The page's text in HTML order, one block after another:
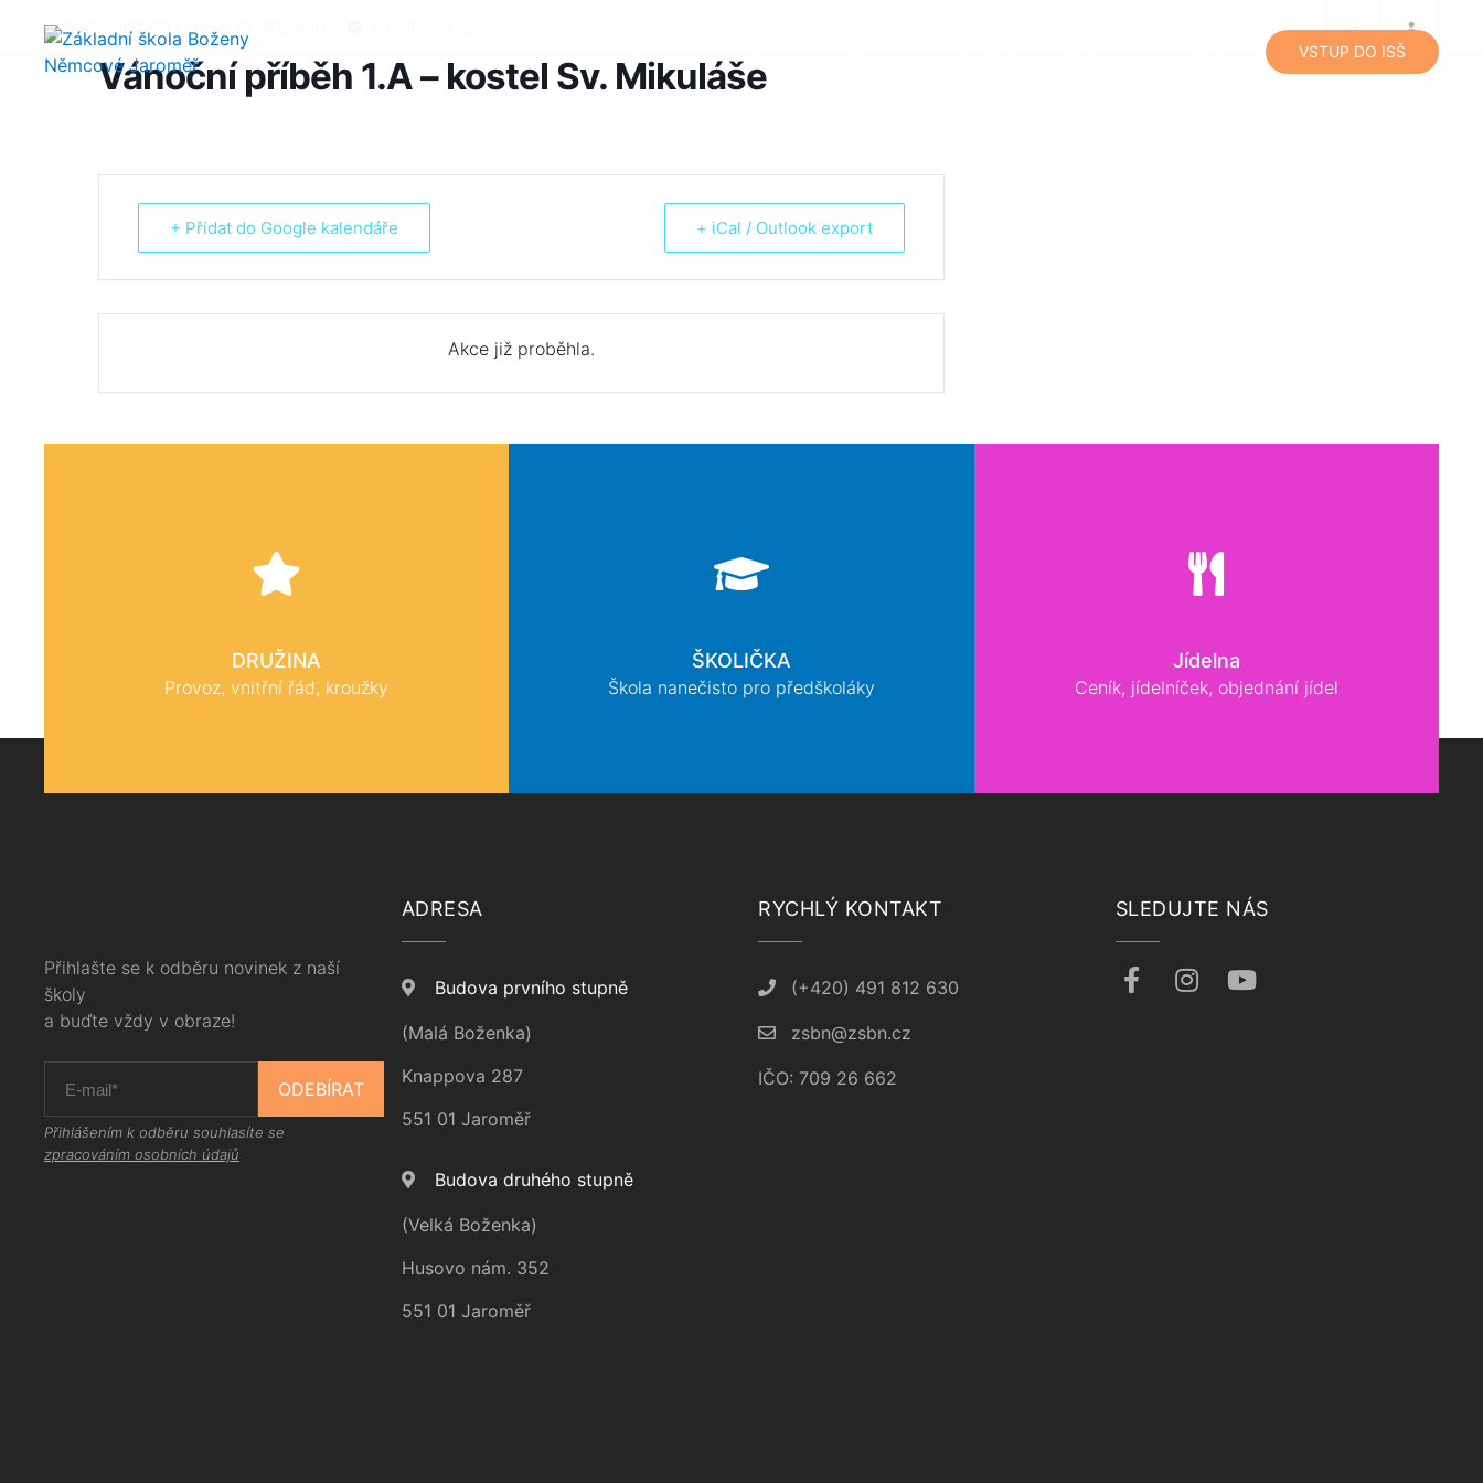
MÁTE DOTAZY? +420 491 812 630
VSTUP DO ISŠ
Vánoční příběh 1.A – kostel Sv. Mikuláše
+ Přidat do Google kalendáře + iCal / Outlook export
Akce již proběhla.
DRUŽINA
Provoz, vnitřní řád, kroužky
ŠKOLIČKA
Škola nanečisto pro předškoláky
Jídelna
Ceník, jídelníček, objednání jídel
Přihlašte se k odběru novinek z naší
školy
a buďte vždy v obraze!
ODEBÍRAT
Přihlášením k odběru souhlasíte se
zpracováním osobních údajů
ADRESA
Budova prvního stupně
(Malá Boženka)
Knappova 287
551 01 Jaroměř
Budova druhého stupně
(Velká Boženka)
Husovo nám. 352
551 01 Jaroměř
RYCHLÝ KONTAKT
(+420) 491 812 630
zsbn@zsbn.cz
IČO: 709 26 662
SLEDUJTE NÁS